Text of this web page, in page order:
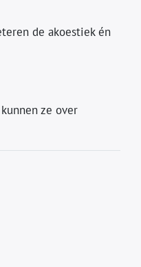
de akoestiek én
ze over